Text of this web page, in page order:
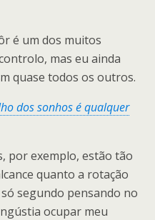
é um dos muitos
mas eu ainda
quase todos os outros.
dos sonhos é qualquer
por exemplo, estão tão
quanto a rotação
segundo pensando no
ocupar meu